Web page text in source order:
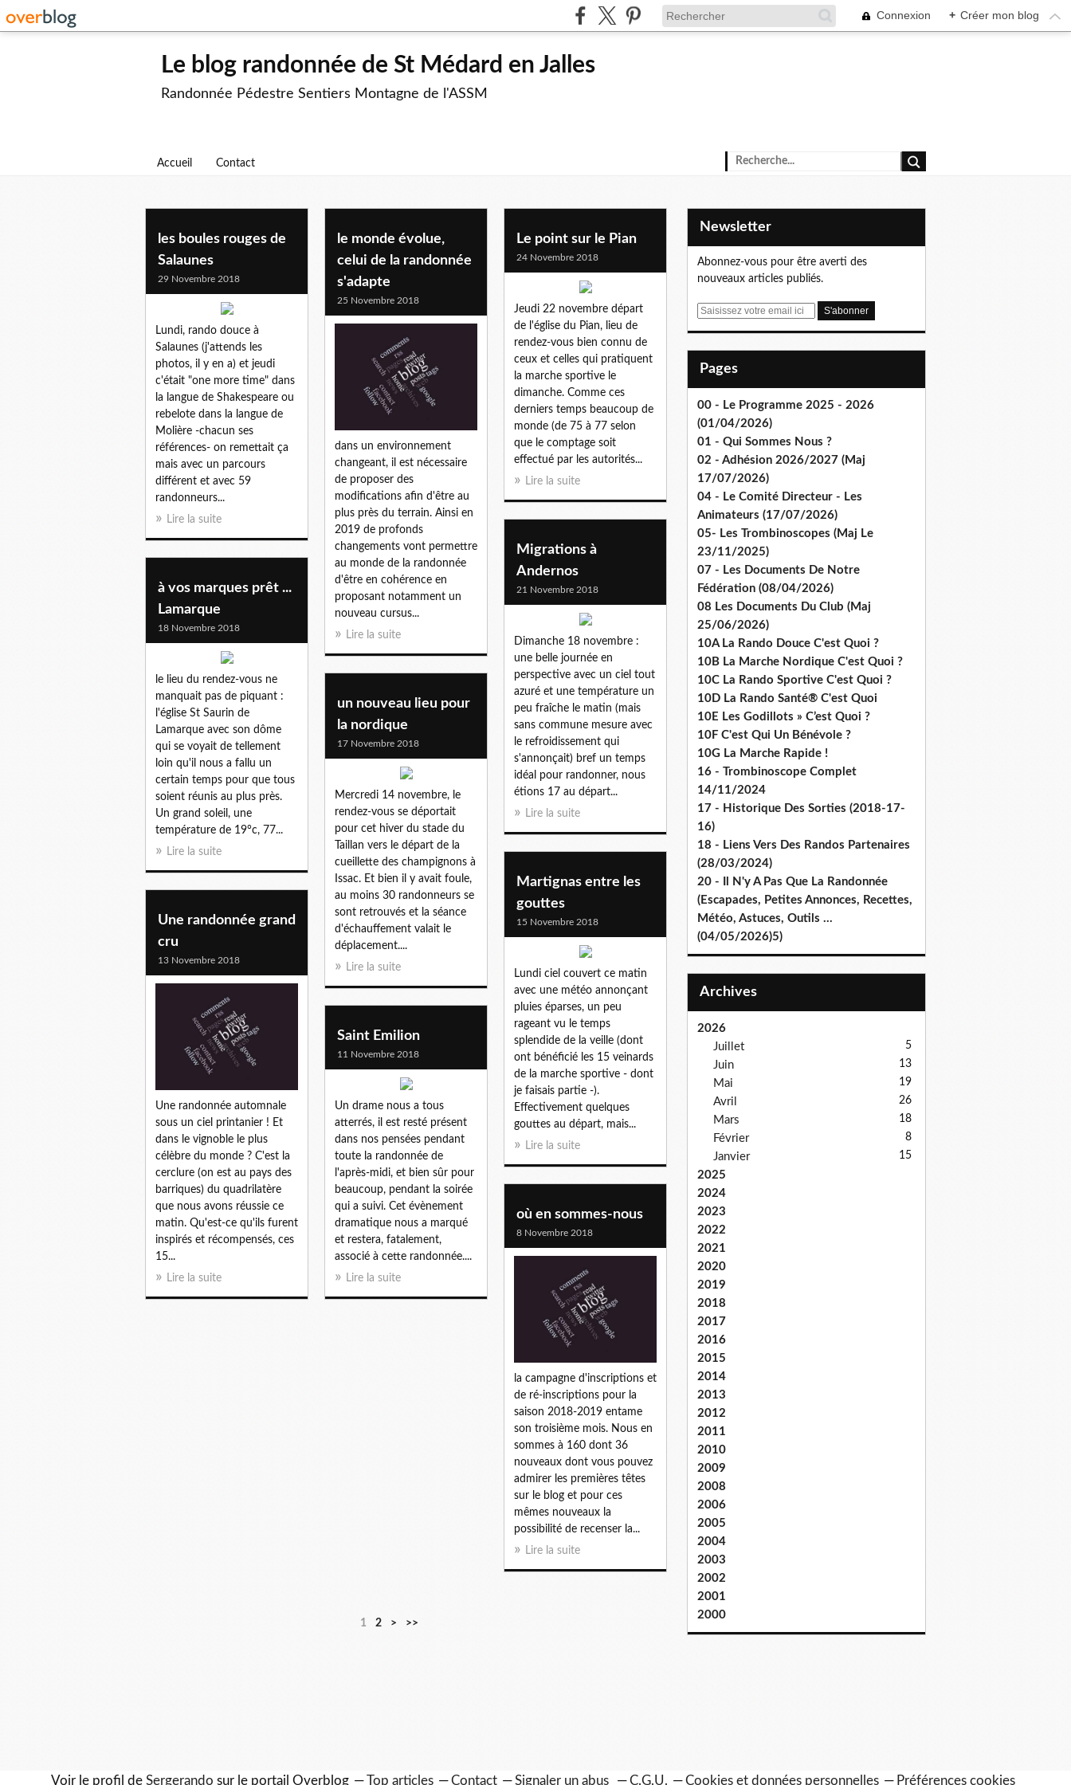
Connexion + Créer mon blog
Le blog randonnée de St Médard en Jalles
Randonnée Pédestre Sentiers Montagne de l'ASSM
Accueil Contact
les boules rouges de
Salaunes
29 Novembre 2018
Lundi, rando douce à
Salaunes (j'attends les
photos, il y en a) et jeudi
c'était "one more time" dans
la langue de Shakespeare ou
rebelote dans la langue de
Molière -chacun ses
références- on remettait ça
mais avec un parcours
différent et avec 59
randonneurs...
Lire la suite
le monde évolue,
celui de la randonnée
s'adapte
25 Novembre 2018
dans un environnement
changeant, il est nécessaire
de proposer des
modifications afin d'être au
plus près du terrain. Ainsi en
2019 de profonds
changements vont permettre
au monde de la randonnée
d'être en cohérence en
proposant notamment un
nouveau cursus...
Lire la suite
Le point sur le Pian
24 Novembre 2018
Jeudi 22 novembre départ
de l'église du Pian, lieu de
rendez-vous bien connu de
ceux et celles qui pratiquent
la marche sportive le
dimanche. Comme ces
derniers temps beaucoup de
monde (de 75 à 77 selon
que le comptage soit
effectué par les autorités...
Lire la suite
Migrations à
Andernos
21 Novembre 2018
Dimanche 18 novembre :
une belle journée en
perspective avec un ciel tout
azuré et une température un
peu fraîche le matin (mais
sans commune mesure avec
le refroidissement qui
s'annonçait) bref un temps
idéal pour randonner, nous
étions 17 au départ...
Lire la suite
à vos marques prêt ...
Lamarque
18 Novembre 2018
le lieu du rendez-vous ne
manquait pas de piquant :
l'église St Saurin de
Lamarque avec son dôme
qui se voyait de tellement
loin qu'il nous a fallu un
certain temps pour que tous
soient réunis au plus près.
Un grand soleil, une
température de 19°c, 77...
Lire la suite
un nouveau lieu pour
la nordique
17 Novembre 2018
Mercredi 14 novembre, le
rendez-vous se déportait
pour cet hiver du stade du
Taillan vers le départ de la
cueillette des champignons à
Issac. Et bien il y avait foule,
au moins 30 randonneurs se
sont retrouvés et la séance
d'échauffement valait le
déplacement....
Lire la suite
Martignas entre les
gouttes
15 Novembre 2018
Lundi ciel couvert ce matin
avec une météo annonçant
pluies éparses, un peu
rageant vu le temps
splendide de la veille (dont
ont bénéficié les 15 veinards
de la marche sportive - dont
je faisais partie -).
Effectivement quelques
gouttes au départ, mais...
Lire la suite
Une randonnée grand
cru
13 Novembre 2018
Une randonnée automnale
sous un ciel printanier ! Et
dans le vignoble le plus
célèbre du monde ? C'est la
cerclure (on est au pays des
barriques) du quadrilatère
que nous avons réussie ce
matin. Qu'est-ce qu'ils furent
inspirés et récompensés, ces
15...
Lire la suite
Saint Emilion
11 Novembre 2018
Un drame nous a tous
atterrés, il est resté présent
dans nos pensées pendant
toute la randonnée de
l'après-midi, et bien sûr pour
beaucoup, pendant la soirée
qui a suivi. Cet évènement
dramatique nous a marqué
et restera, fatalement,
associé à cette randonnée....
Lire la suite
où en sommes-nous
8 Novembre 2018
la campagne d'inscriptions et
de ré-inscriptions pour la
saison 2018-2019 entame
son troisième mois. Nous en
sommes à 160 dont 36
nouveaux dont vous pouvez
admirer les premières têtes
sur le blog et pour ces
mêmes nouveaux la
possibilité de recenser la...
Lire la suite
1 2 > >>
Newsletter
Abonnez-vous pour être averti des
nouveaux articles publiés.
E
Pages
00 - Le Programme 2025 - 2026
(01/04/2026)
01 - Qui Sommes Nous ?
02 - Adhésion 2026/2027 (Maj
17/07/2026)
04 - Le Comité Directeur - Les
Animateurs (17/07/2026)
05- Les Trombinoscopes (Maj Le
23/11/2025)
07 - Les Documents De Notre
Fédération (08/04/2026)
08 Les Documents Du Club (Maj
25/06/2026)
10A La Rando Douce C'est Quoi ?
10B La Marche Nordique C'est Quoi ?
10C La Rando Sportive C'est Quoi ?
10D La Rando Santé® C'est Quoi
10E Les Godillots » C’est Quoi ?
10F C'est Qui Un Bénévole ?
10G La Marche Rapide !
16 - Trombinoscope Complet
14/11/2024
17 - Historique Des Sorties (2018-17-
16)
18 - Liens Vers Des Randos Partenaires
(28/03/2024)
20 - Il N'y A Pas Que La Randonnée
(Escapades, Petites Annonces, Recettes,
Météo, Astuces, Outils ...
(04/05/2026)5)
Archives
2026
Juillet
5
Juin 13
Mai 19
Avril 26
Mars 18
Février 8
Janvier 15
2025
2024
2023
2022
2021
2020
2019
2018
2017
2016
2015
2014
2013
2012
2011
2010
2009
2008
2006
2005
2004
2003
2002
2001
2000
Voir le profil de Sergerando sur le portail Overblog Top articles Contact Signaler un abus C.G.U. Cookies et données personnelles Préférences cookies